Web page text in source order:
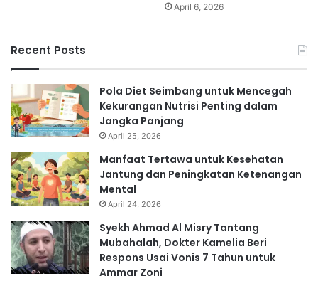
April 6, 2026
Recent Posts
Pola Diet Seimbang untuk Mencegah
Kekurangan Nutrisi Penting dalam
Jangka Panjang
April 25, 2026
Manfaat Tertawa untuk Kesehatan
Jantung dan Peningkatan Ketenangan
Mental
April 24, 2026
Syekh Ahmad Al Misry Tantang
Mubahalah, Dokter Kamelia Beri
Respons Usai Vonis 7 Tahun untuk
Ammar Zoni